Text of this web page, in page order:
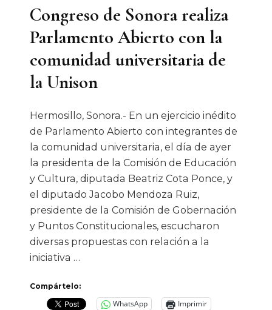
Congreso de Sonora realiza
Parlamento Abierto con la
comunidad universitaria de
la Unison
Hermosillo, Sonora.- En un ejercicio inédito
de Parlamento Abierto con integrantes de
la comunidad universitaria, el día de ayer
la presidenta de la Comisión de Educación
y Cultura, diputada Beatriz Cota Ponce, y
el diputado Jacobo Mendoza Ruiz,
presidente de la Comisión de Gobernación
y Puntos Constitucionales, escucharon
diversas propuestas con relación a la
iniciativa …
Compártelo:
WhatsApp
Imprimir